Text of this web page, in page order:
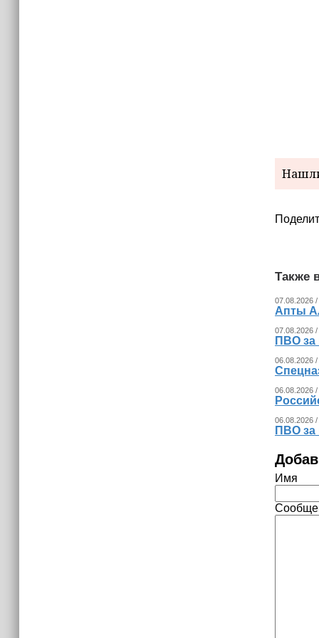
Также
07.08.2026
Апты
07.08.2026
ПВО за
06.08.2026
06.08.2026
06.08.2026
ПВО за
Имя